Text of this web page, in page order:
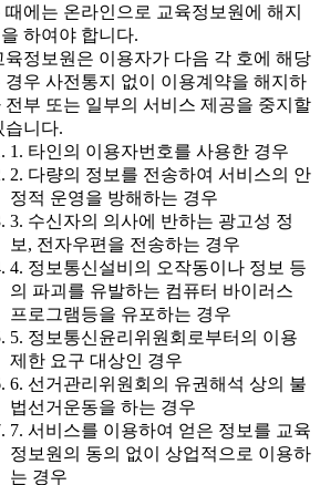
때에는 온라인으로 교육정보원에 해지
하여야 합니다.
정보원은 이용자가 다음 각 호에 해당
경우 사전통지 없이 이용계약을 해지하
전부 또는 일부의 서비스 제공을 중지할
습니다.
1. 타인의 이용자번호를 사용한 경우
2. 다량의 정보를 전송하여 서비스의 안
정적 운영을 방해하는 경우
3. 수신자의 의사에 반하는 광고성 정
보, 전자우편을 전송하는 경우
4. 정보통신설비의 오작동이나 정보 등
의 파괴를 유발하는 컴퓨터 바이러스
프로그램등을 유포하는 경우
5. 정보통신윤리위원회로부터의 이용
제한 요구 대상인 경우
6. 선거관리위원회의 유권해석 상의 불
법선거운동을 하는 경우
7. 서비스를 이용하여 얻은 정보를 교육
정보원의 동의 없이 상업적으로 이용하
는 경우